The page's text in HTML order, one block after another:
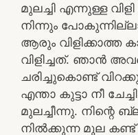
മുലച്ചി എന്നുള്ള
നിന്നും
ആരും
വിളിച്ചത്. ഞാൻ
ചരിച്ചുകൊണ്ട്
എന്താ കുട്ടാ നീ
മുലച്ചീന്നു. നിന്റെ
നിൽക്കുന്ന മുല